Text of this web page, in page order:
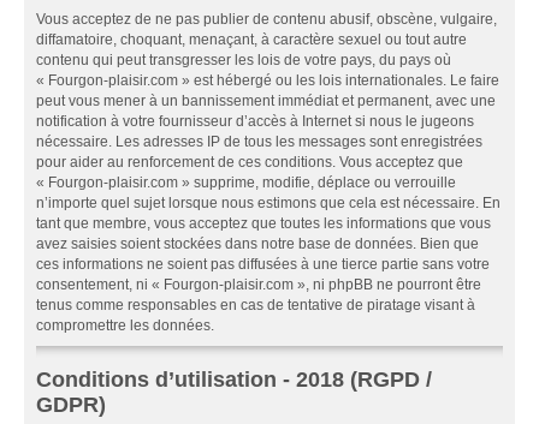
Vous acceptez de ne pas publier de contenu abusif, obscène, vulgaire,
diffamatoire, choquant, menaçant, à caractère sexuel ou tout autre
contenu qui peut transgresser les lois de votre pays, du pays où
« Fourgon-plaisir.com » est hébergé ou les lois internationales. Le faire
peut vous mener à un bannissement immédiat et permanent, avec une
notification à votre fournisseur d’accès à Internet si nous le jugeons
nécessaire. Les adresses IP de tous les messages sont enregistrées
pour aider au renforcement de ces conditions. Vous acceptez que
« Fourgon-plaisir.com » supprime, modifie, déplace ou verrouille
n’importe quel sujet lorsque nous estimons que cela est nécessaire. En
tant que membre, vous acceptez que toutes les informations que vous
avez saisies soient stockées dans notre base de données. Bien que
ces informations ne soient pas diffusées à une tierce partie sans votre
consentement, ni « Fourgon-plaisir.com », ni phpBB ne pourront être
tenus comme responsables en cas de tentative de piratage visant à
compromettre les données.
Conditions d’utilisation - 2018 (RGPD /
GDPR)